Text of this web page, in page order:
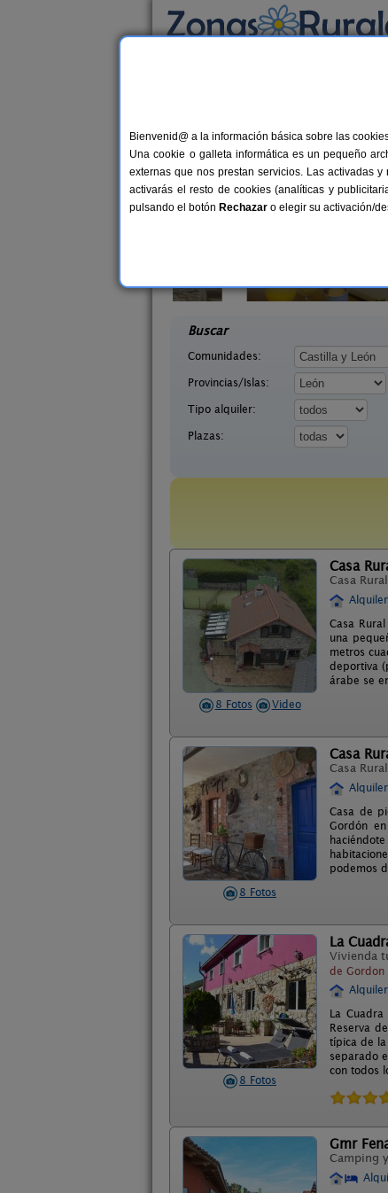
>
Casas Rurales
36 €
Buscar
Comunidades:
Provincias/Islas:
Tipo alquiler:
Plazas:
8 Fotos Video
Casa
Casa
Casa
una
metros
deportiva
árabe se
8 Fotos
Casa
Casa
Casa de
Gordón
podemos
8 Fotos
La
Vivienda
de Gordon
La
Reserva
típica de
separado
con todos
Gmr
Camping
Bienvenid@ a la información básica sobre las
Una cookie o galleta informática es un pequeño
externas que nos prestan servicios. Las activadas
activarás el resto de cookies (analíticas y
pulsando el botón Rechazar o elegir su activación/